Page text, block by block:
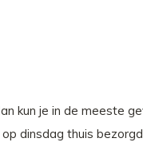
kun je in de meeste
dinsdag thuis